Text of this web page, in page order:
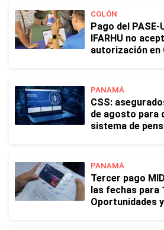
COLÓN
Pago del
IFARHU no
autorización en
PANAMÁ
CSS:
de agosto para
sistema de
PANAMÁ
Tercer pago
las fechas para
Oportunidades